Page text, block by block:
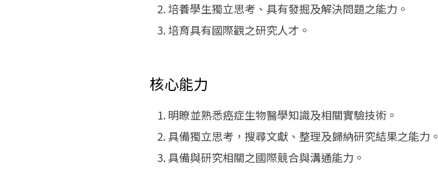
培養學生獨立思考、具有發掘及解決問題之能力。
培育具有國際觀之研究人才。
核心能力
明瞭並熟悉癌症生物醫學知識及相關實驗技術。
具備獨立思考，搜尋文獻、整理及歸納研究結果之能力。
具備與研究相關之國際競合與溝通能力。